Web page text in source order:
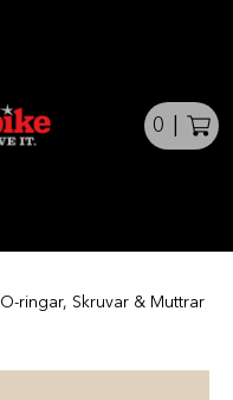
0
O-ringar, Skruvar & Muttrar